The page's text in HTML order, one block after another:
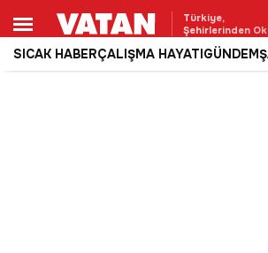
Türkiye,
Şehirlerinden
SICAK HABERÇALIŞMA HAYATIGÜNDEM